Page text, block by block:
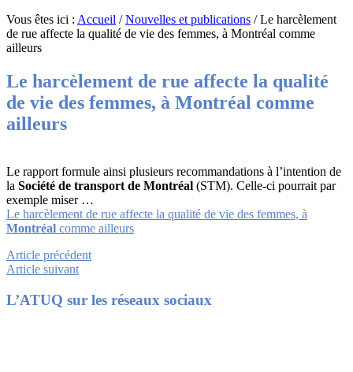
Vous êtes ici : Accueil /Nouvelles et publications /Le harcèlement
de rue affecte la qualité de vie des femmes, à Montréal comme
ailleurs
Le harcèlement de rue affecte la qualité
de vie des femmes, à Montréal comme
ailleurs
Le rapport formule ainsi plusieurs recommandations à l’intention de
la Société de transport de Montréal (STM). Celle-ci pourrait par
exemple miser …
Le harcèlement de rue affecte la qualité de vie des femmes, à
Montréal comme ailleurs
Article précédent
Article suivant
Footer
L’ATUQ sur les réseaux sociaux